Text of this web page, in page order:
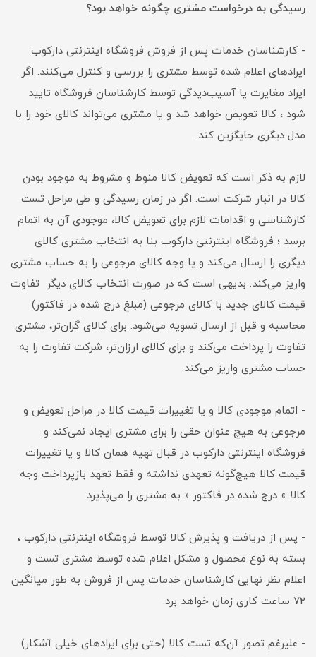
رسیدگی به درخواست مشتری چگونه خواهد بود؟
- کارشناسان خدمات پس از فروش فروشگاه اینترنتی دارکوب
ایرادهای اعلام شده توسط مشتری را بررسی و کنترل می‌‏کنند. اگر
ایراد مغایرت یا آسیب‌دیدگی توسط کارشناسان فروشگاه تایید
شود ، کالا تعویض خواهد شد و یا مشتری می‌تواند کالای خود را با
مدل دیگری جایگزین کند.
لازم به ذکر است که تعویض کالا منوط و مشروط به موجود بودن
کالا در انبار شرکت است. اگر در زمان رسیدگی و طی مراحل تست
کارشناسی و اقدامات لازم برای تعویض کالا، موجودی آن به اتمام
برسد ؛ فروشگاه اینترنتی دارکوب بنا به انتخاب مشتری کالای
دیگری را ارسال می‌کند و یا وجه کالای مرجوعی را به حساب مشتری
واریز می‌کند. بدیهی است که در صورت انتخاب کالای دیگر تفاوت
قیمت کالای جدید با کالای مرجوعی (مبلغ درج شده در فاکتور)
محاسبه و قبل از ارسال تسویه می‌شود. برای کالای گران‌تر، مشتری
تفاوت را پرداخت می‌کند و برای کالای ارزان‌تر، شرکت تفاوت را به
حساب مشتری واریز می‌کند.
- اتمام موجودی کالا و یا تغییرات قیمت کالا در مراحل تعویض و
مرجوعی به هیچ عنوان حقی را برای مشتری ایجاد نمی‌کند و
فروشگاه اینترنتی دارکوب در قبال تهیه همان کالا و یا تغییرات
قیمت کالا هیچ‌گونه تعهدی نداشته و فقط تعهد بازپرداخت وجه
کالا » درج شده در فاکتور « به مشتری را می‌پذیرد.
- پس از دریافت و پذیرش کالا توسط فروشگاه اینترنتی دارکوب ،
بسته به نوع محصول و مشکل اعلام شده توسط مشتری تست و
اعلام نظر نهایی کارشناسان خدمات پس از فروش به طور میانگین
72 ساعت کاری زمان خواهد برد.
- علیرغم تصور آن‌که تست کالا (حتی برای ایرادهای خیلی آشکار)